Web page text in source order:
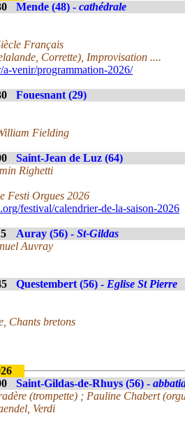
Mende (48) - cathédrale
Français
Corrette), Improvisation ....
a-venir/programmation-2026/
Fouesnant (29)
Fielding
Saint-Jean de Luz (64)
Righetti
Festi Orgues 2026
festival/calendrier-de-la-saison-2026
Auray (56) - St-Gildas
Auvray
Questembert (56) - Eglise St Pierre
Chants bretons
Saint-Gildas-de-Rhuys (56) -
(trompette) ; Pauline Chabert
Verdi